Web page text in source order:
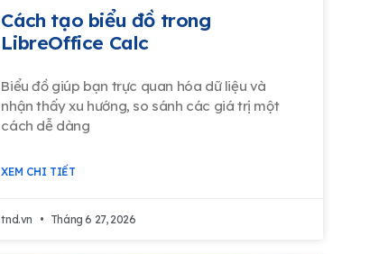
Cách tạo biểu đồ trong
LibreOffice Calc
Biểu đồ giúp bạn trực quan hóa dữ liệu và
nhận thấy xu hướng, so sánh các giá trị một
cách dễ dàng
XEM CHI TIẾT
tnd.vn Tháng 6 27, 2026